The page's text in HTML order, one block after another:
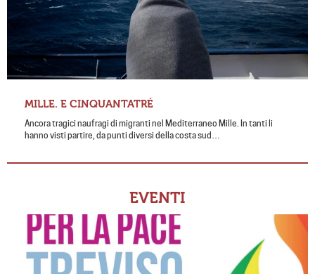
MILLE. E CINQUANTATRÉ
Ancora tragici naufragi di migranti nel Mediterraneo Mille. In tanti li
hanno visti partire, da punti diversi della costa sud…
EVENTI